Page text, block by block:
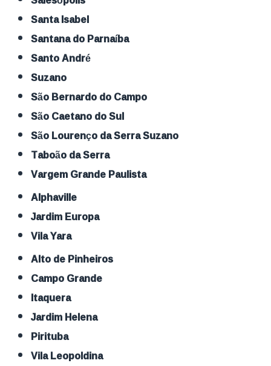
Santa Isabel
Santana do Parnaíba
Santo André
Suzano
São Bernardo do Campo
São Caetano do Sul
São Lourenço da Serra Suzano
Taboão da Serra
Vargem Grande Paulista
Alphaville
Jardim Europa
Vila Yara
Alto de Pinheiros
Campo Grande
Itaquera
Jardim Helena
Pirituba
Vila Leopoldina